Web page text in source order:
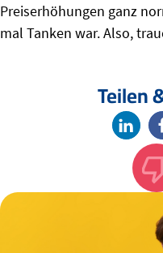
Preiserhöhungen ganz
mal Tanken war. Also,
Teilen